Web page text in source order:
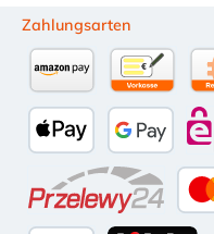
Zahlungsarten
Apple Pay Google Pay
Przelewy24
Amazon PayVorkasse